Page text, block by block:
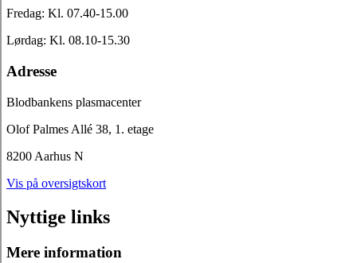
Fredag: Kl. 07.40-15.00
Lørdag: Kl. 08.10-15.30
Adresse
Blodbankens plasmacenter
Olof Palmes Allé 38, 1. etage
8200 Aarhus N
Vis på oversigtskort
Nyttige links
Mere information